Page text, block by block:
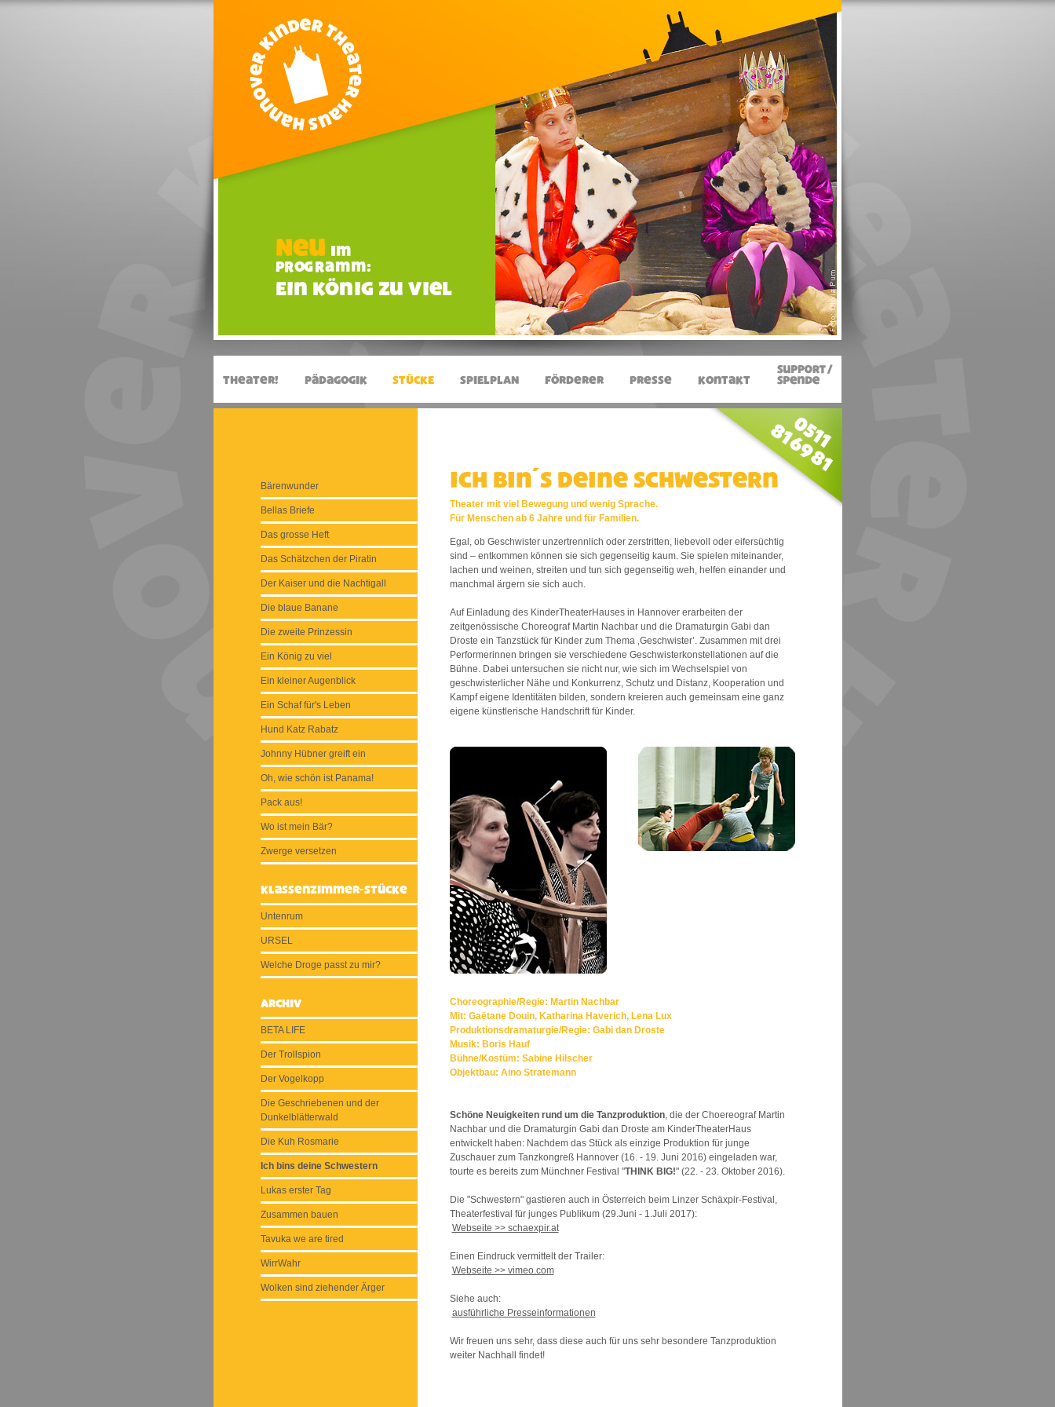
Bärenwunder
Bellas Briefe
Das grosse Heft
Das Schätzchen der Piratin
Der Kaiser und die Nachtigall
Die blaue Banane
Die zweite Prinzessin
Ein König zu viel
Ein kleiner Augenblick
Ein Schaf für's Leben
Hund Katz Rabatz
Johnny Hübner greift ein
Oh, wie schön ist Panama!
Pack aus!
Wo ist mein Bär?
Zwerge versetzen
Klassenzimmer-Stücke
Untenrum
URSEL
Welche Droge passt zu mir?
Archiv
BETA LIFE
Der Trollspion
Der Vogelkopp
Die Geschriebenen und der
Dunkelblätterwald
Die Kuh Rosmarie
Ich bins deine Schwestern
Lukas erster Tag
Zusammen bauen
Tavuka we are tired
WirrWahr
Wolken sind ziehender Ärger
Ich bin´s deine Schwestern
Theater mit viel Bewegung und wenig Sprache.
Für Menschen ab 6 Jahre und für Familien.
Egal, ob Geschwister unzertrennlich oder zerstritten, liebevoll oder eifersüchtig
sind – entkommen können sie sich gegenseitig kaum. Sie spielen miteinander,
lachen und weinen, streiten und tun sich gegenseitig weh, helfen einander und
manchmal ärgern sie sich auch.
Auf Einladung des KinderTheaterHauses in Hannover erarbeiten der
zeitgenössische Choreograf Martin Nachbar und die Dramaturgin Gabi dan
Droste ein Tanzstück für Kinder zum Thema ‚Geschwister’. Zusammen mit drei
Performerinnen bringen sie verschiedene Geschwisterkonstellationen auf die
Bühne. Dabei untersuchen sie nicht nur, wie sich im Wechselspiel von
geschwisterlicher Nähe und Konkurrenz, Schutz und Distanz, Kooperation und
Kampf eigene Identitäten bilden, sondern kreieren auch gemeinsam eine ganz
eigene künstlerische Handschrift für Kinder.
Choreographie/Regie: Martin Nachbar
Mit: Gaëtane Douin, Katharina Haverich, Lena Lux
Produktionsdramaturgie/Regie: Gabi dan Droste
Musik: Boris Hauf
Bühne/Kostüm: Sabine Hilscher
Objektbau: Aino Stratemann
Schöne Neuigkeiten rund um die Tanzproduktion, die der Choereograf Martin
Nachbar und die Dramaturgin Gabi dan Droste am KinderTheaterHaus
entwickelt haben: Nachdem das Stück als einzige Produktion für junge
Zuschauer zum Tanzkongreß Hannover (16. - 19. Juni 2016) eingeladen war,
tourte es bereits zum Münchner Festival "THINK BIG!" (22. - 23. Oktober 2016).
Die "Schwestern" gastieren auch in Österreich beim Linzer Schäxpir-Festival,
Theaterfestival für junges Publikum (29.Juni - 1.Juli 2017):
Webseite >> schaexpir.at
Einen Eindruck vermittelt der Trailer:
Webseite >> vimeo.com
Siehe auch:
ausführliche Presseinformationen
Wir freuen uns sehr, dass diese auch für uns sehr besondere Tanzproduktion
weiter Nachhall findet!